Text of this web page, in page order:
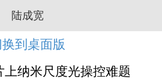
陆成宽
到桌面版
纳米尺度光操控难题